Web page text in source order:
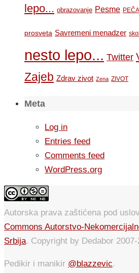
lepo... obrazovanje Pesme
prosveta Savremeni menadzer
nesto lepo... Twitter
Zajeb Zdrav zivot Zena ZIVOT
Meta
Log in
Entries feed
Comments feed
WordPress.org
Autorska prava zaštićena pod
Commons Autorstvo-
Srbija. Copyright by Dedabor 2007-
Pedikir i manikir @blazzevic.